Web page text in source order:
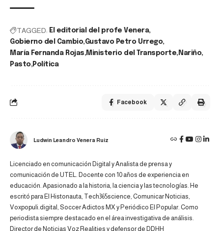
TAGGED: El editorial del profe Venera
Gobierno del Cambio Gustavo Petro Urrego
María Fernanda Rojas Ministerio del Transporte Nariño
Pasto Política
Facebook
Ludwin Leandro Venera Ruiz
Licenciado en comunicación Digital y Analista de prensa y
comunicación de UTEL. Docente con 10 años de experiencia en
educación. Apasionado a la historia, la ciencia y las tecnologías. He
escritó para El Histonauta, Tech365science, Comunicar Noticias,
Voxpopuli.digital, Soccer Adictos MX y Periódico El Popular. Como
periodista siempre destacado en el área investigativa de análisis.
Director de Noticias Voz Realities y defensor de DDHH